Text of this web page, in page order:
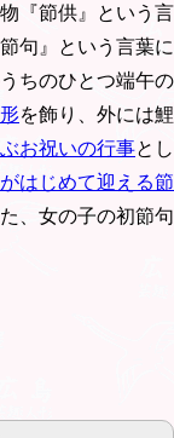
『節供』という言
句』という言葉に
ちのひとつ端午の
を飾り、外には鯉
お祝いの行事とし
はじめて迎える節
、女の子の初節句